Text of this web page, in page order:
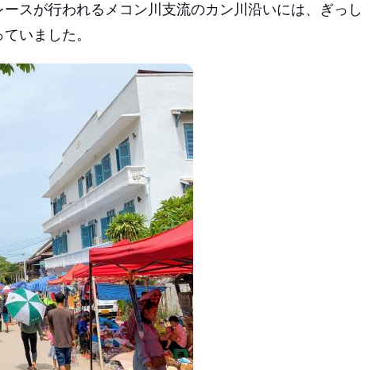
スが行われるメコン川支流のカン川沿いには、ぎっし
いました。